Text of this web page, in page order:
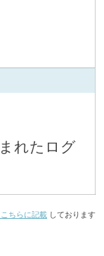
れたログ
ちらに記載 しております